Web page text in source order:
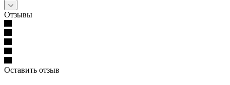
Отзывы
Оставить отзыв